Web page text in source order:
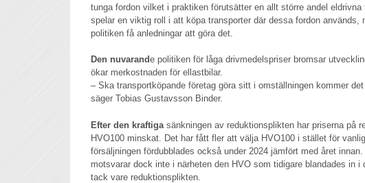
tunga fordon vilket i praktiken förutsätter en allt större andel eldrivna
spelar en viktig roll i att köpa transporter där dessa fordon används,
politiken få anledningar att göra det.
Den nuvarande politiken för låga drivmedelspriser bromsar
ökar merkostnaden för ellastbilar.
– Ska transportköpande företag göra sitt i omställningen kommer
säger Tobias Gustavsson Binder.
Efter den kraftiga sänkningen av reduktionsplikten har priserna på
HVO100 minskat. Det har fått fler att välja HVO100 i stället för
försäljningen fördubblades också under 2024 jämfört med året
motsvarar dock inte i närheten den HVO som tidigare blandades in i
tack vare reduktionsplikten.